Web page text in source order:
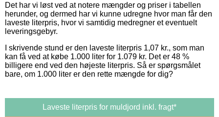
Det har vi løst ved at notere mængder og priser i tabellen
herunder, og dermed har vi kunne udregne hvor man får den
laveste literpris, hvor vi samtidig medregner et eventuelt
leveringsgebyr.
I skrivende stund er den laveste literpris 1,07 kr., som man
kan få ved at købe 1.000 liter for 1.079 kr. Det er 48 %
billigere end ved den højeste literpris. Så er spørgsmålet
bare, om 1.000 liter er den rette mængde for dig?
Laveste literpris for muldjord inkl. fragt*